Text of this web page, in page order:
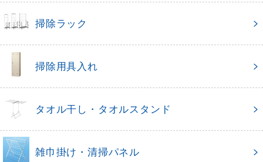
掃除ラック
掃除用具入れ
タオル干し・タオルスタンド
雑巾掛け・清掃パネル